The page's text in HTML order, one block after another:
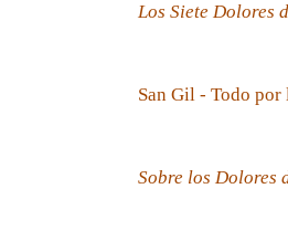
Los Siete Dolores
San Gil - Todo
Sobre los Dolores